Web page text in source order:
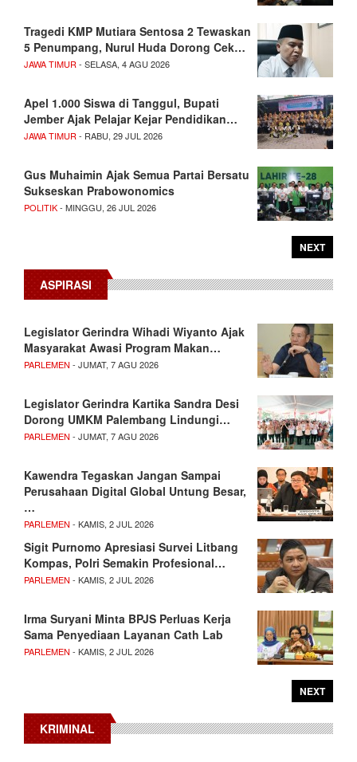
Tragedi KMP Mutiara Sentosa 2 Tewaskan
5 Penumpang, Nurul Huda Dorong Cek…
JAWA TIMUR- SELASA, 4 AGU 2026
Apel 1.000 Siswa di Tanggul, Bupati
Jember Ajak Pelajar Kejar Pendidikan…
JAWA TIMUR- RABU, 29 JUL 2026
Gus Muhaimin Ajak Semua Partai Bersatu
Sukseskan Prabowonomics
POLITIK- MINGGU, 26 JUL 2026
NEXT
ASPIRASI
Legislator Gerindra Wihadi Wiyanto Ajak
Masyarakat Awasi Program Makan…
PARLEMEN - JUMAT, 7 AGU 2026
Legislator Gerindra Kartika Sandra Desi
Dorong UMKM Palembang Lindungi…
PARLEMEN - JUMAT, 7 AGU 2026
Kawendra Tegaskan Jangan Sampai
Perusahaan Digital Global Untung Besar,
…
PARLEMEN - KAMIS, 2 JUL 2026
Sigit Purnomo Apresiasi Survei Litbang
Kompas, Polri Semakin Profesional…
PARLEMEN - KAMIS, 2 JUL 2026
Irma Suryani Minta BPJS Perluas Kerja
Sama Penyediaan Layanan Cath Lab
PARLEMEN - KAMIS, 2 JUL 2026
NEXT
KRIMINAL